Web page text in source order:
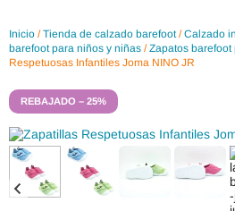
Inicio /Tienda de calzado barefoot/Calzado
barefoot para niños y niñas /Zapatos
Respetuosas Infantiles Joma NINO JR
REBAJADO – 25%